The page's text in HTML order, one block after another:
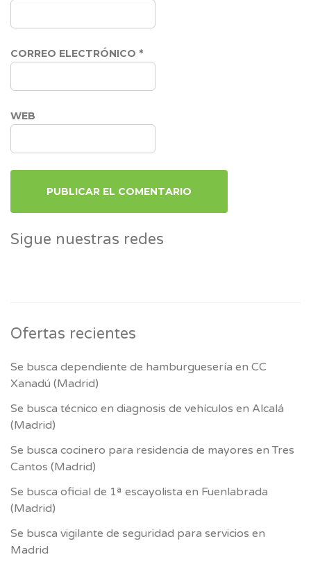
CORREO ELECTRÓNICO *
WEB
Sigue nuestras redes
Ofertas recientes
Se busca dependiente de hamburguesería en CC
Xanadú (Madrid)
Se busca técnico en diagnosis de vehículos en Alcalá
(Madrid)
Se busca cocinero para residencia de mayores en Tres
Cantos (Madrid)
Se busca oficial de 1ª escayolista en Fuenlabrada
(Madrid)
Se busca vigilante de seguridad para servicios en
Madrid